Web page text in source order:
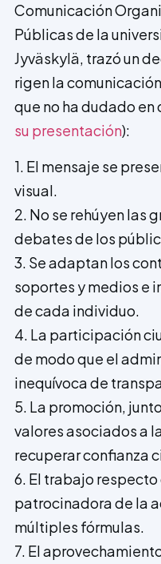
Comunicación
Públicas de la
Jyväskylä, trazó un
rigen la
que no ha dudado en
su presentación):
1. El mensaje se
visual.
2. No se rehúyen las
debates de los
3. Se adaptan los
soportes y medios e
de cada individuo.
4. La participación
de modo que el
inequívoca de
5. La promoción,
valores asociados a
recuperar confianza
6. El trabajo
patrocinadora de la
múltiples fórmulas.
7. El